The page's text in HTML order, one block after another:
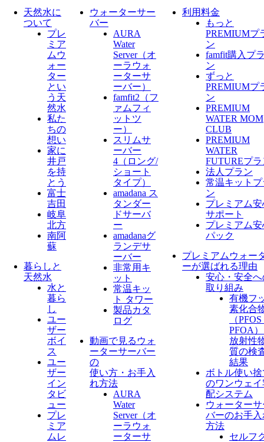
天然水に
ついて
プレ
ミア
ムウ
ォー
ター
とい
う天
然水
私た
ちの
想い
家に
井戸
を持
とう
富士
吉田
岐阜
北方
南阿
蘇
暮らしと
天然水
水と
暮ら
し
ユー
ザー
ボイ
ス
ユー
ザー
イン
タビ
ュー
プレ
ミア
ムレ
ウォーターサー
バー
AURA
Water
Server​（オ
ーラウォ
ーターサ
ーバー）
famfit2（フ
ァムフィ
ットツ
ー）
スリムサ
ーバー
4（ロング/
ショート
タイプ）
amadana ス
タンダー
ドサーバ
ー
amadanaグ
ランデサ
ーバー
非常用キ
ット
常温キッ
ト タワー
製品カタ
ログ
動画で見るウォ
ーターサーバー
の
使い方・お手入
れ方法
AURA
Water
Server​（オ
ーラウォ
ーターサ
利用料金
もっと
PREMIUMプ
ン
famfit購入プ
ン
ずっと
PREMIUMプ
ン
PREMIUM
WATER MOM
CLUB
PREMIUM
WATER
FUTUREプラ
法人プラン
常温キットプ
ン
プレミアム安
サポート
プレミアム安
パック
プレミアムウォー
ーが選ばれる理由
安心・安全へ
取り組み
有機フ
素化合
（
PFOA
放射性
質の検
結果
ボトル使い捨
のワンウェイ
配システム
ウォーター
バーのお手入
方法
セルフ